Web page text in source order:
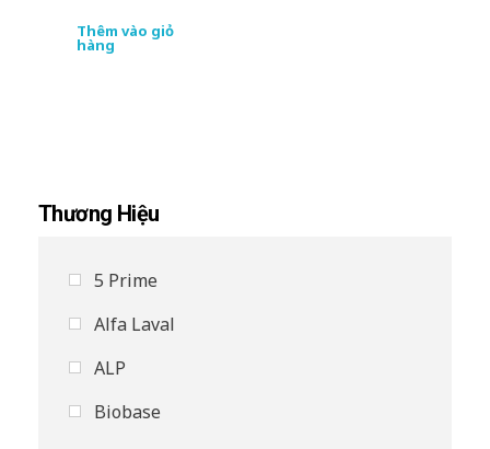
Thêm vào giỏ
hàng
Thương Hiệu
5 Prime
Alfa Laval
ALP
Biobase